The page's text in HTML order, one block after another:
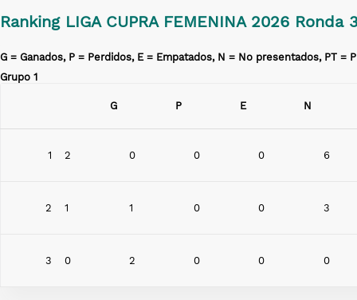
Ranking LIGA CUPRA FEMENINA 2026 Ronda
G = Ganados, P = Perdidos, E = Empatados, N = No presentados, PT =
Grupo 1
G P E N
1 2 0 0 0 6
2 1 1 0 0 3
3 0 2 0 0 0